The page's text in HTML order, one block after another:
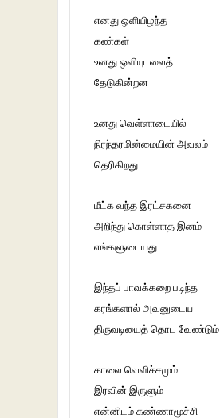
எனது ஒளியிழந்த
கண்கள்
உனது ஒளியுடலைத்
தேடுகின்றன
உனது வெள்ளாடையில்
நிரந்தரமின்மையின் அவலம்
தெரிகிறது
மீட்க வந்த இரட்சகனை
அறிந்து கொள்ளாத இனம்
எங்களுடையது
இந்தப் பாவக்கறை படிந்த
கரங்களால் அவனுடைய
திருவடியைத் தொட வேண்டும்
காலை வெளிச்சமும்
இரவின் இருளும்
என்னிடம் கண்ணாமூச்சி